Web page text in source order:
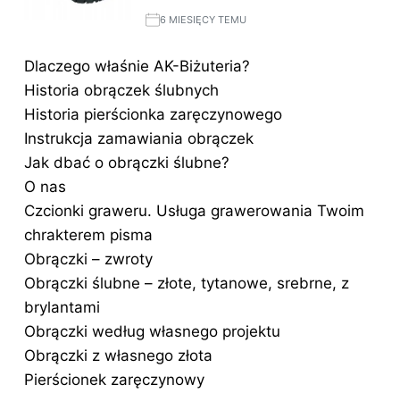
6 MIESIĘCY TEMU
Dlaczego właśnie AK-Biżuteria?
Historia obrączek ślubnych
Historia pierścionka zaręczynowego
Instrukcja zamawiania obrączek
Jak dbać o obrączki ślubne?
O nas
Czcionki graweru. Usługa grawerowania Twoim
chrakterem pisma
Obrączki – zwroty
Obrączki ślubne – złote, tytanowe, srebrne, z
brylantami
Obrączki według własnego projektu
Obrączki z własnego złota
Pierścionek zaręczynowy